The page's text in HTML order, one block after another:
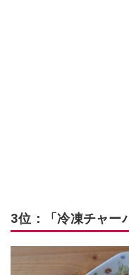
3位：「冷凍チャー